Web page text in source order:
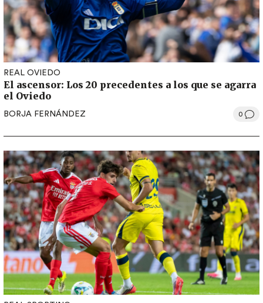
REAL OVIEDO
El ascensor: Los 20 precedentes a los que se agarra
el Oviedo
BORJA FERNÁNDEZ 0